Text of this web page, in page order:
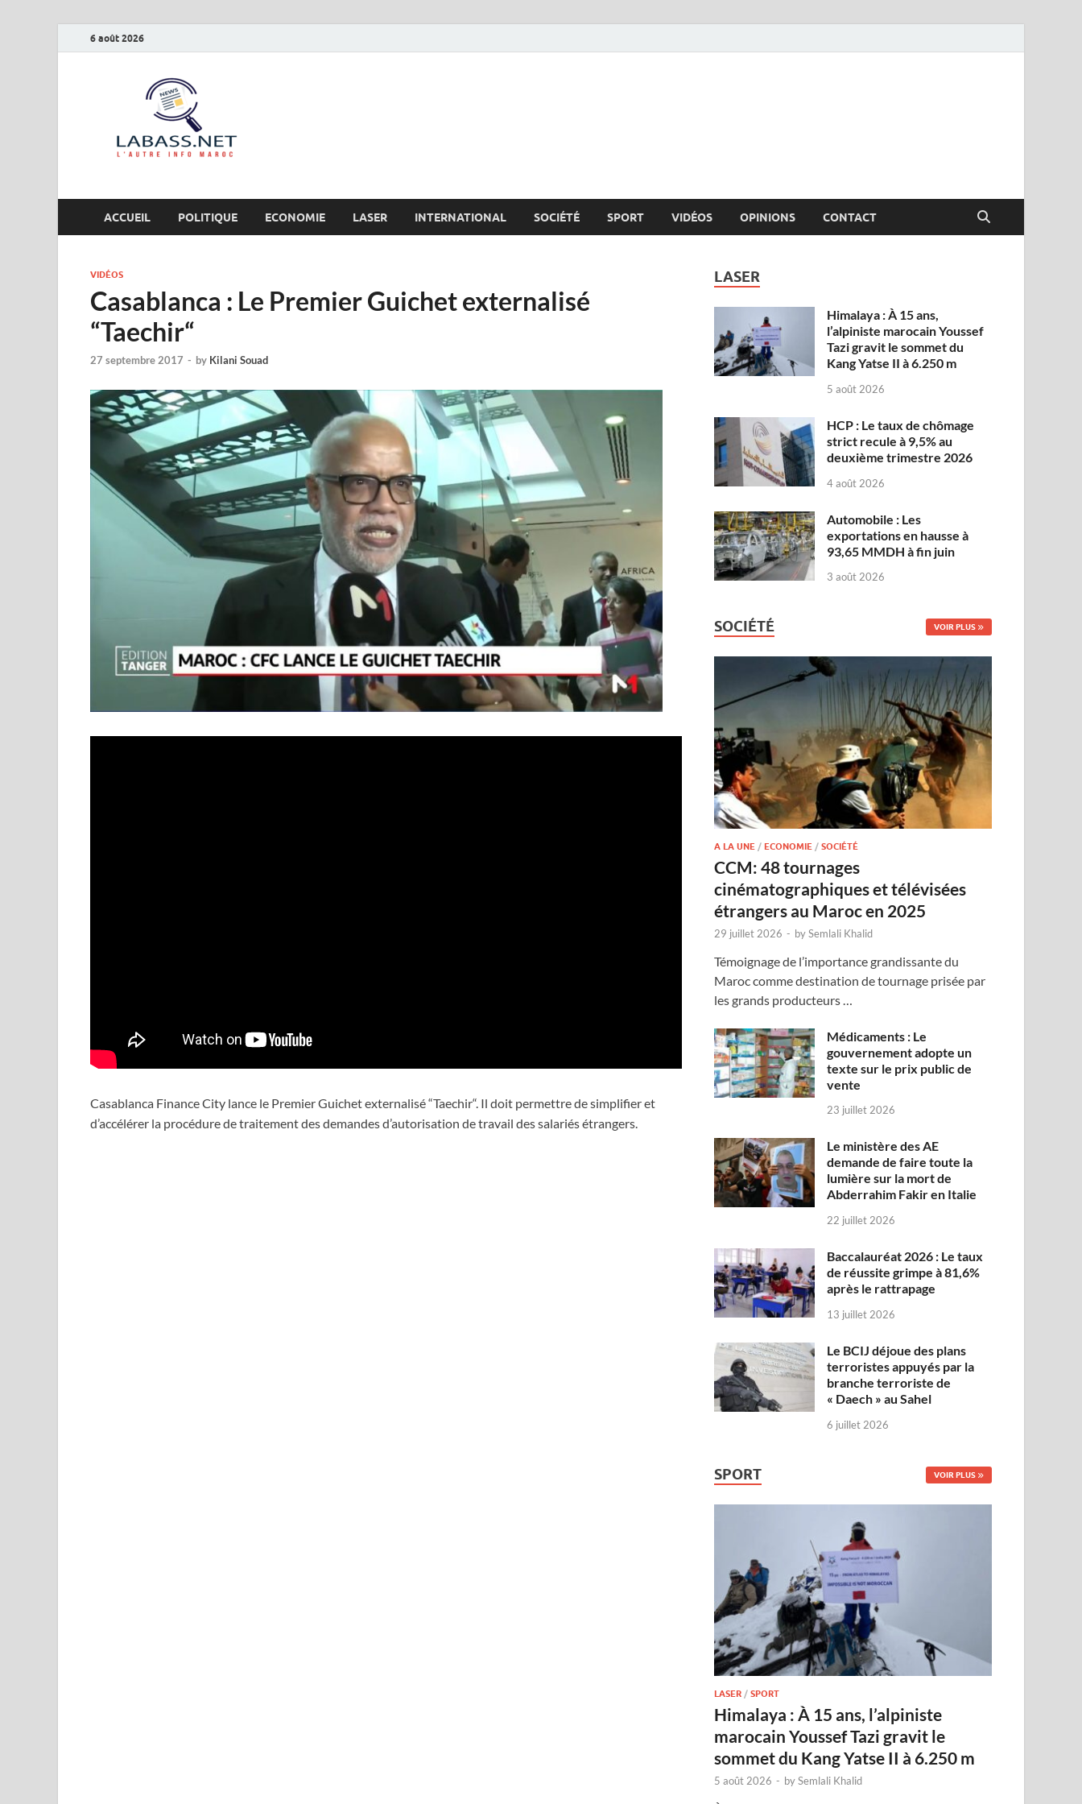
6 août 2026
ACCUEIL POLITIQUE ECONOMIE LASER INTERNATIONAL SOCIÉTÉ SPORT VIDÉOS OPINIONS CONTACT
VIDÉOS
Casablanca : Le Premier Guichet externalisé
“Taechir“
27 septembre 2017 - by Kilani Souad
Casablanca Finance City lance le Premier Guichet externalisé “Taechir“. Il doit permettre de simplifier et
d’accélérer la procédure de traitement des demandes d’autorisation de travail des salariés étrangers.
LASER
Himalaya : À 15 ans,
l’alpiniste marocain Youssef
Tazi gravit le sommet du
Kang Yatse II à 6.250 m
5 août 2026
HCP : Le taux de chômage
strict recule à 9,5% au
deuxième trimestre 2026
4 août 2026
Automobile : Les
exportations en hausse à
93,65 MMDH à fin juin
3 août 2026
SOCIÉTÉ VOIR PLUS
A LA UNE /ECONOMIE /SOCIÉTÉ
CCM: 48 tournages
cinématographiques et télévisées
étrangers au Maroc en 2025
29 juillet 2026 - bySemlali Khalid
Témoignage de l’importance grandissante du
Maroc comme destination de tournage prisée par
les grands producteurs …
Médicaments : Le
gouvernement adopte un
texte sur le prix public de
vente
23 juillet 2026
Le ministère des AE
demande de faire toute la
lumière sur la mort de
Abderrahim Fakir en Italie
22 juillet 2026
Baccalauréat 2026 : Le taux
de réussite grimpe à 81,6%
après le rattrapage
13 juillet 2026
Le BCIJ déjoue des plans
terroristes appuyés par la
branche terroriste de
« Daech » au Sahel
6 juillet 2026
SPORT VOIR PLUS
LASER /SPORT
Himalaya : À 15 ans, l’alpiniste
marocain Youssef Tazi gravit le
sommet du Kang Yatse II à 6.250 m
5 août 2026 - bySemlali Khalid